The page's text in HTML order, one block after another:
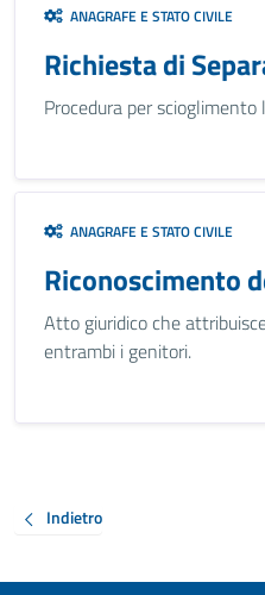
ANAGRAFE E STATO CIVILE
Richiesta di
Procedura per
ANAGRAFE E STATO CIVILE
Riconoscimento
Atto giuridico che
entrambi i genitori.
Indietro